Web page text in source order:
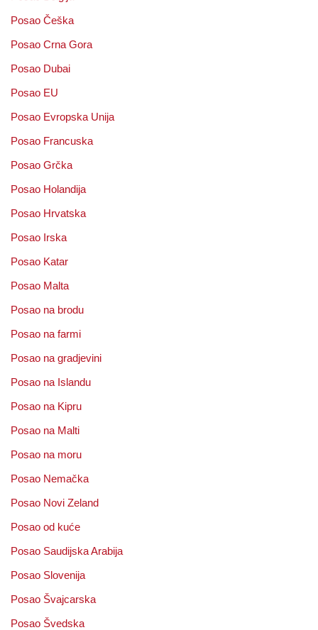
Posao Češka
Posao Crna Gora
Posao Dubai
Posao EU
Posao Evropska Unija
Posao Francuska
Posao Grčka
Posao Holandija
Posao Hrvatska
Posao Irska
Posao Katar
Posao Malta
Posao na brodu
Posao na farmi
Posao na gradjevini
Posao na Islandu
Posao na Kipru
Posao na Malti
Posao na moru
Posao Nemačka
Posao Novi Zeland
Posao od kuće
Posao Saudijska Arabija
Posao Slovenija
Posao Švajcarska
Posao Švedska